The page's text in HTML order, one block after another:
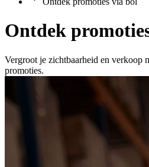
Ontdek
Vergroot je zichtbaarheid en verkoop
promoties.